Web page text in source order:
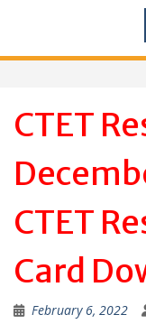
CTET
CTET
Card
February 6, 2022